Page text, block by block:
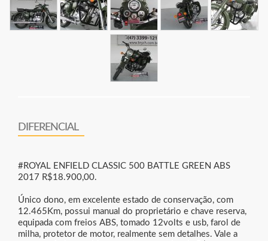
DIFERENCIAL
#ROYAL ENFIELD CLASSIC 500 BATTLE GREEN ABS
2017 R$18.900,00.
Único dono, em excelente estado de conservação, com
12.465Km, possui manual do proprietário e chave reserva,
equipada com freios ABS, tomado 12volts e usb, farol de
milha, protetor de motor, realmente sem detalhes. Vale a